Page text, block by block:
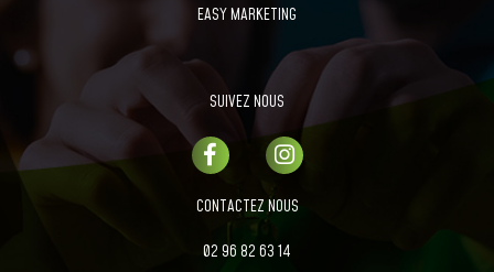
EASY MARKETING
SUIVEZ NOUS
CONTACTEZ NOUS
02 96 82 63 14